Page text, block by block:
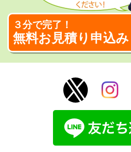
３分で完了！
無料お見積り申込み